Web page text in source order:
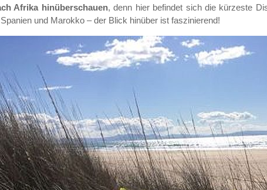
Afrika hinüberschauen, denn hier befindet sich die kürzeste
und Marokko – der Blick hinüber ist faszinierend!